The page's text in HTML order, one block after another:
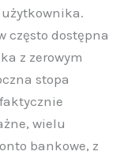
często dostępna
z zerowym
stopa
wielu
bankowe, z